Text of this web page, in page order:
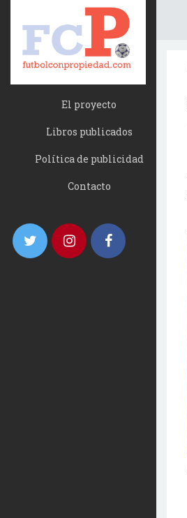
El proyecto
Libros publicados
Política de publicidad
Contacto